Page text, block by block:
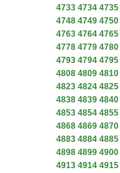
4733 4734 4735
4748 4749 4750
4763 4764 4765
4778 4779 4780
4793 4794 4795
4808 4809 4810
4823 4824 4825
4838 4839 4840
4853 4854 4855
4868 4869 4870
4883 4884 4885
4898 4899 4900
4913 4914 4915